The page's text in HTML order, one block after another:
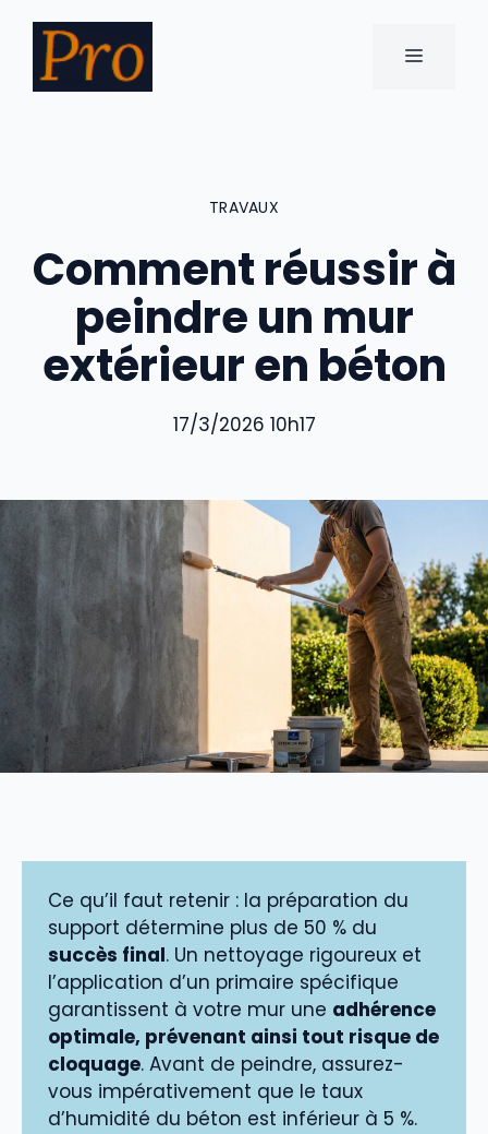
contenu
MENU
TRAVAUX
Comment réussir à
peindre un mur
extérieur en béton
17/3/2026 10h17
Ce qu’il faut retenir : la préparation du
support détermine plus de 50 % du
succès final. Un nettoyage rigoureux et
l’application d’un primaire spécifique
garantissent à votre mur une adhérence
optimale, prévenant ainsi tout risque de
cloquage. Avant de peindre, assurez-
vous impérativement que le taux
d’humidité du béton est inférieur à 5 %.